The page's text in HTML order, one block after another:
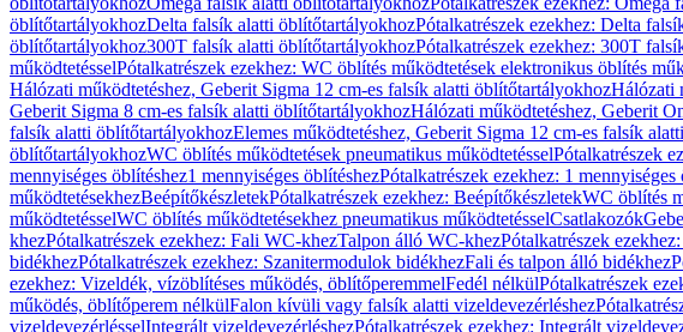
öblítőtartályokhozDelta falsík alatti öblítőtartályokhozPótalkatrészek ezekhez: Delta
öblítőtartályokhoz300T falsík alatti öblítőtartályokhozPótalkatrészek ezekhez: 300T
működtetésselPótalkatrészek ezekhez: WC öblítés működtetések elektronikus öblítés
Hálózati működtetéshez, Geberit Sigma 12 cm-es falsík alatti öblítőtartályokhozHálózati
Geberit Sigma 8 cm-es falsík alatti öblítőtartályokhozHálózati működtetéshez, Geberit
falsík alatti öblítőtartályokhozElemes működtetéshez, Geberit Sigma 12 cm-es falsík
öblítőtartályokhozWC öblítés működtetések pneumatikus működtetésselPótalkatrészek
mennyiséges öblítéshez1 mennyiséges öblítéshezPótalkatrészek ezekhez: 1 mennyiséges
működtetésekhezBeépítőkészletekPótalkatrészek ezekhez: BeépítőkészletekWC öblítés
működtetésselWC öblítés működtetésekhez pneumatikus működtetésselCsatlakozók
khezPótalkatrészek ezekhez: Fali WC-khezTalpon álló WC-khezPótalkatrészek
bidékhezPótalkatrészek ezekhez: Szanitermodulok bidékhezFali és talpon álló bidékhez
ezekhez: Vizeldék, vízöblítéses működés, öblítőperemmelFedél nélkülPótalkatrészek
működés, öblítőperem nélkülFalon kívüli vagy falsík alatti vizeldevezérléshez
vizeldevezérlésselIntegrált vizeldevezérléshezPótalkatrészek ezekhez: Integrált